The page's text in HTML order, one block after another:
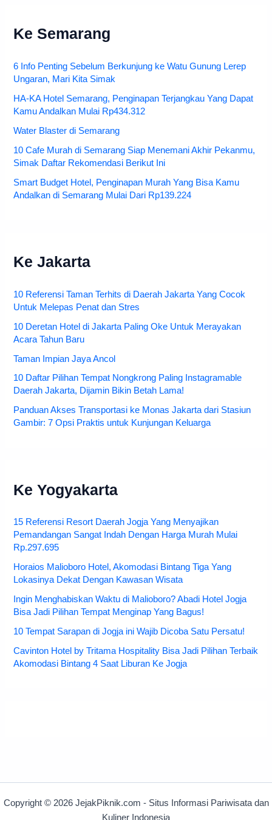
Ke Semarang
6 Info Penting Sebelum Berkunjung ke Watu Gunung Lerep
Ungaran, Mari Kita Simak
HA-KA Hotel Semarang, Penginapan Terjangkau Yang Dapat
Kamu Andalkan Mulai Rp434.312
Water Blaster di Semarang
10 Cafe Murah di Semarang Siap Menemani Akhir Pekanmu,
Simak Daftar Rekomendasi Berikut Ini
Smart Budget Hotel, Penginapan Murah Yang Bisa Kamu
Andalkan di Semarang Mulai Dari Rp139.224
Ke Jakarta
10 Referensi Taman Terhits di Daerah Jakarta Yang Cocok
Untuk Melepas Penat dan Stres
10 Deretan Hotel di Jakarta Paling Oke Untuk Merayakan
Acara Tahun Baru
Taman Impian Jaya Ancol
10 Daftar Pilihan Tempat Nongkrong Paling Instagramable
Daerah Jakarta, Dijamin Bikin Betah Lama!
Panduan Akses Transportasi ke Monas Jakarta dari Stasiun
Gambir: 7 Opsi Praktis untuk Kunjungan Keluarga
Ke Yogyakarta
15 Referensi Resort Daerah Jogja Yang Menyajikan
Pemandangan Sangat Indah Dengan Harga Murah Mulai
Rp.297.695
Horaios Malioboro Hotel, Akomodasi Bintang Tiga Yang
Lokasinya Dekat Dengan Kawasan Wisata
Ingin Menghabiskan Waktu di Malioboro? Abadi Hotel Jogja
Bisa Jadi Pilihan Tempat Menginap Yang Bagus!
10 Tempat Sarapan di Jogja ini Wajib Dicoba Satu Persatu!
Cavinton Hotel by Tritama Hospitality Bisa Jadi Pilihan Terbaik
Akomodasi Bintang 4 Saat Liburan Ke Jogja
Copyright © 2026 JejakPiknik.com - Situs Informasi Pariwisata dan
Kuliner Indonesia